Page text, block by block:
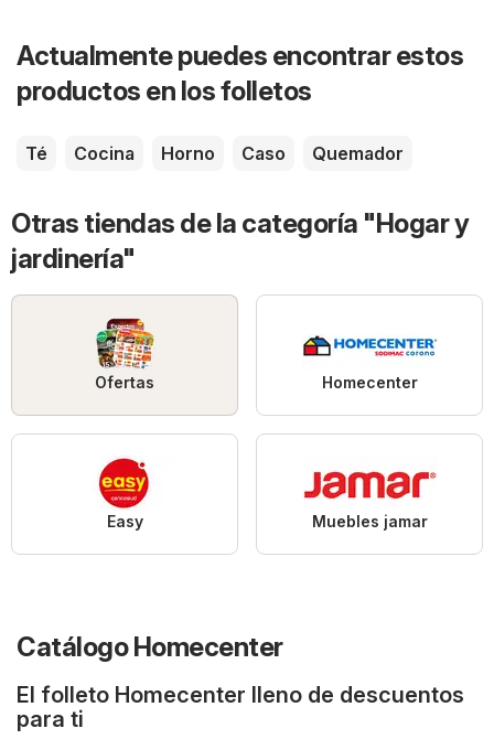
Actualmente puedes encontrar estos
productos en los folletos
Té Cocina Horno Caso Quemador
Otras tiendas de la categoría "Hogar y
jardinería"
Ofertas Homecenter
Easy Muebles jamar
Catálogo Homecenter
El folleto Homecenter lleno de descuentos
para ti